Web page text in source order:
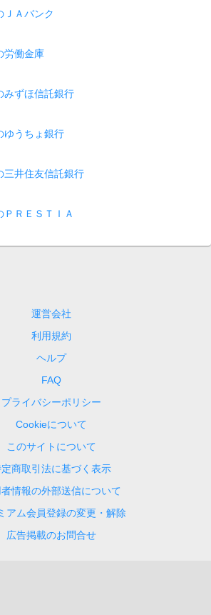
ＪＡバンク
労働金庫
みずほ信託銀行
ゆうちょ銀行
三井住友信託銀行
ＲＥＳＴＩＡ
運営会社
利用規約
ヘルプ
FAQ
プライバシーポリシー
Cookieについて
このサイトについて
商取引法に基づく表示
情報の外部送信について
アム会員登録の変更・解除
広告掲載のお問合せ